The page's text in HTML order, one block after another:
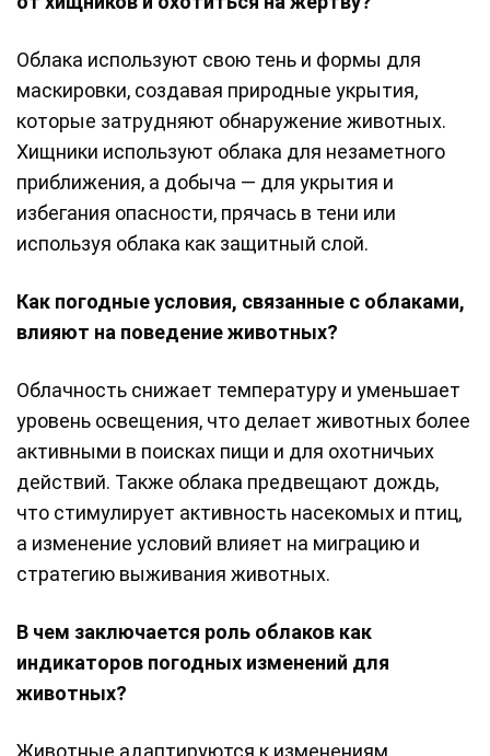
Облака используют свою тень и формы для
маскировки, создавая природные укрытия,
которые затрудняют обнаружение животных.
Хищники используют облака для незаметного
приближения, а добыча — для укрытия и
избегания опасности, прячась в тени или
используя облака как защитный слой.
Как погодные условия, связанные с облаками,
влияют на поведение животных?
Облачность снижает температуру и уменьшает
уровень освещения, что делает животных более
активными в поисках пищи и для охотничьих
действий. Также облака предвещают дождь,
что стимулирует активность насекомых и птиц,
а изменение условий влияет на миграцию и
стратегию выживания животных.
В чем заключается роль облаков как
индикаторов погодных изменений для
животных?